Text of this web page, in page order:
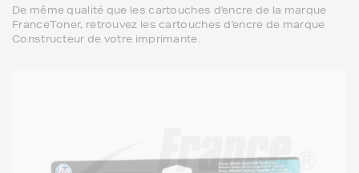
De même qualité que les cartouches d'encre de la marque
FranceToner, retrouvez les cartouches d'encre de marque
Constructeur de votre imprimante.